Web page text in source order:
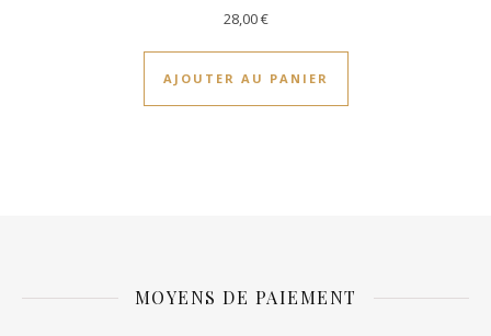
28,00€
AJOUTER AU PANIER
MOYENS DE PAIEMENT